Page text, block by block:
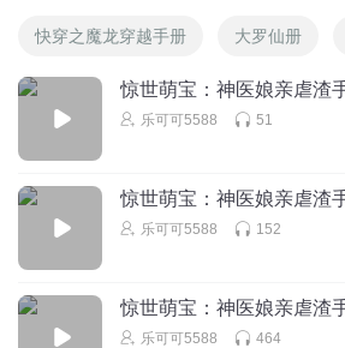
快穿之魔龙穿越手册 大罗仙册
惊世萌宝：神医娘亲虐渣
乐可可5588 51
惊世萌宝：神医娘亲虐渣
乐可可5588 152
惊世萌宝：神医娘亲虐渣
乐可可5588 464